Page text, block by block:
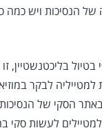
הנסיכות ויש כמה
בטיול בליכטנשטיין,
לבקר
הסקי של
לעשות סקי